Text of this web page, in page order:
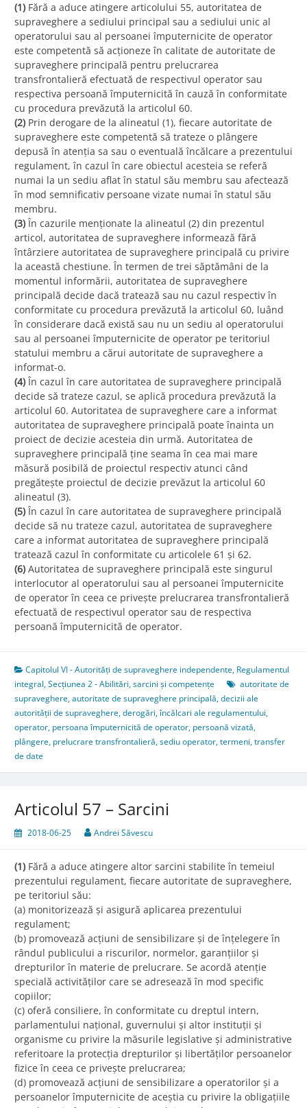
(1) Fără a aduce atingere articolului 55, autoritatea de
supraveghere a sediului principal sau a sediului unic al
operatorului sau al persoanei împuternicite de operator
este competentă să acționeze în calitate de autoritate de
supraveghere principală pentru prelucrarea
transfrontalieră efectuată de respectivul operator sau
respectiva persoană împuternicită în cauză în conformitate
cu procedura prevăzută la articolul 60.
(2) Prin derogare de la alineatul (1), fiecare autoritate de
supraveghere este competentă să trateze o plângere
depusă în atenția sa sau o eventuală încălcare a prezentului
regulament, în cazul în care obiectul acesteia se referă
numai la un sediu aflat în statul său membru sau afectează
în mod semnificativ persoane vizate numai în statul său
membru.
(3) În cazurile menționate la alineatul (2) din prezentul
articol, autoritatea de supraveghere informează fără
întârziere autoritatea de supraveghere principală cu privire
la această chestiune. În termen de trei săptămâni de la
momentul informării, autoritatea de supraveghere
principală decide dacă tratează sau nu cazul respectiv în
conformitate cu procedura prevăzută la articolul 60, luând
în considerare dacă există sau nu un sediu al operatorului
sau al persoanei împuternicite de operator pe teritoriul
statului membru a cărui autoritate de supraveghere a
informat-o.
(4) În cazul în care autoritatea de supraveghere principală
decide să trateze cazul, se aplică procedura prevăzută la
articolul 60. Autoritatea de supraveghere care a informat
autoritatea de supraveghere principală poate înainta un
proiect de decizie acesteia din urmă. Autoritatea de
supraveghere principală ține seama în cea mai mare
măsură posibilă de proiectul respectiv atunci când
pregătește proiectul de decizie prevăzut la articolul 60
alineatul (3).
(5) În cazul în care autoritatea de supraveghere principală
decide să nu trateze cazul, autoritatea de supraveghere
care a informat autoritatea de supraveghere principală
tratează cazul în conformitate cu articolele 61 și 62.
(6) Autoritatea de supraveghere principală este singurul
interlocutor al operatorului sau al persoanei împuternicite
de operator în ceea ce privește prelucrarea transfrontalieră
efectuată de respectivul operator sau de respectiva
persoană împuternicită de operator.
Capitolul VI - Autorități de supraveghere independente, Regulamentul
integral,Secțiunea 2 - Abilitări, sarcini și competențe
autoritate de
supraveghere,autoritate de supraveghere principală,decizii ale
autorității de supraveghere,derogări,încălcari ale regulamentului,
operator, persoana împuternicită de operator, persoană vizată,
plângere, prelucrare transfrontalieră,sediu operator,termeni,transfer
de date
Articolul 57 – Sarcini
2018-06-25 Andrei Săvescu
(1) Fără a aduce atingere altor sarcini stabilite în temeiul
prezentului regulament, fiecare autoritate de supraveghere,
pe teritoriul său:
(a) monitorizează și asigură aplicarea prezentului
regulament;
(b) promovează acțiuni de sensibilizare și de înțelegere în
rândul publicului a riscurilor, normelor, garanțiilor și
drepturilor în materie de prelucrare. Se acordă atenție
specială activităților care se adresează în mod specific
copiilor;
(c) oferă consiliere, în conformitate cu dreptul intern,
parlamentului național, guvernului și altor instituții și
organisme cu privire la măsurile legislative și administrative
referitoare la protecția drepturilor și libertăților persoanelor
fizice în ceea ce privește prelucrarea;
(d) promovează acțiuni de sensibilizare a operatorilor și a
persoanelor împuternicite de aceștia cu privire la obligațiile